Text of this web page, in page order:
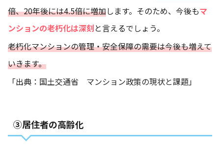
倍、20年後には4.5倍に増加します。そのため、今後もマ
ンションの老朽化は深刻と言えるでしょう。
老朽化マンションの管理・安全保障の需要は今後も増えて
いきます。
「出典： 国土交通省 マンション政策の現状と課題」
③居住者の高齢化